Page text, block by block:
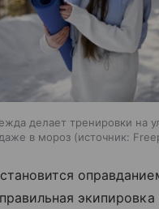
делает тренировки на
в мороз
источник:
экипировка